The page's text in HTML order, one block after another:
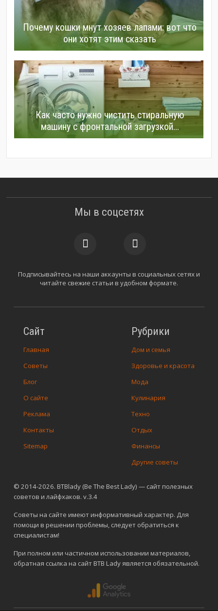
Почему кошки мнут хозяев лапами: вот что
они хотят этим сказать
Как часто нужно чистить стиральную
машину с фронтальной загрузкой...
© 2014-2026. BTBlady (Be The Best Lady) — сайт полезных
советов и лайфхаков. v.3.4
Советы на сайте имеют информативный характер. Для
помощи в решении проблемы, следует обратиться к
специалистам!
При полном или частичном использовании материалов,
обратная ссылка на сайт BTB Lady является обязательной.
Сайт
Главная
Советы
Блог
О сайте
Реклама
Контакты
Sitemap
Рубрики
Дом и семья
Здоровье и красота
Мода
Кулинария
Техно
Отдых
Финансы
Другие советы
Мы в соцсетях
Подписывайтесь на наши аккаунты в социальных сетях и
читайте свежие статьи в удобном формате.